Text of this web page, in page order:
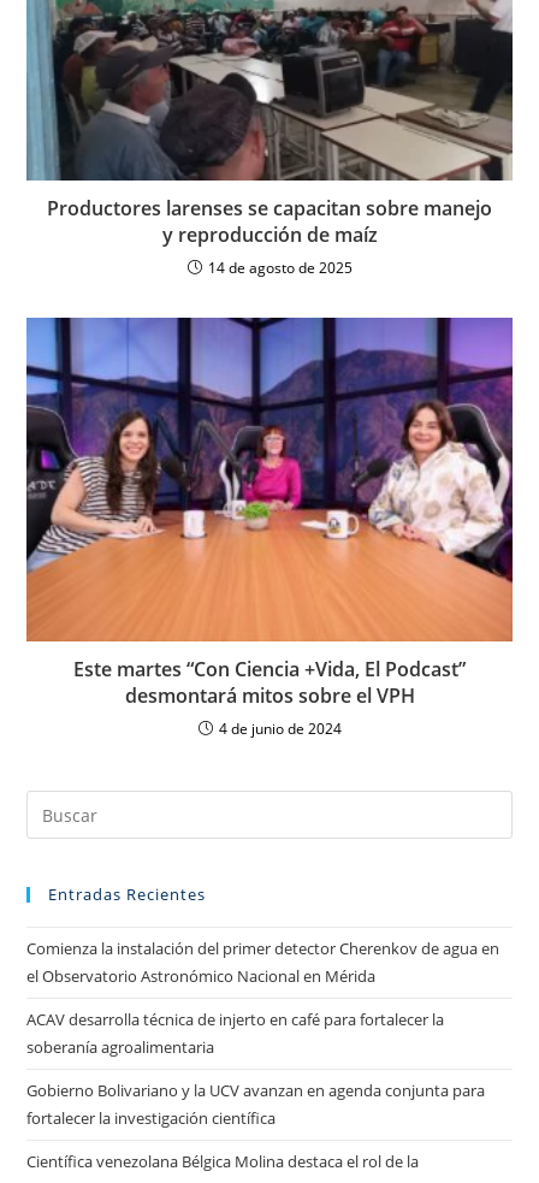
Productores larenses se capacitan sobre manejo
y reproducción de maíz
14 de agosto de 2025
Este martes “Con Ciencia +Vida, El Podcast”
desmontará mitos sobre el VPH
4 de junio de 2024
Entradas Recientes
Comienza la instalación del primer detector Cherenkov de agua en
el Observatorio Astronómico Nacional en Mérida
ACAV desarrolla técnica de injerto en café para fortalecer la
soberanía agroalimentaria
Gobierno Bolivariano y la UCV avanzan en agenda conjunta para
fortalecer la investigación científica
Científica venezolana Bélgica Molina destaca el rol de la